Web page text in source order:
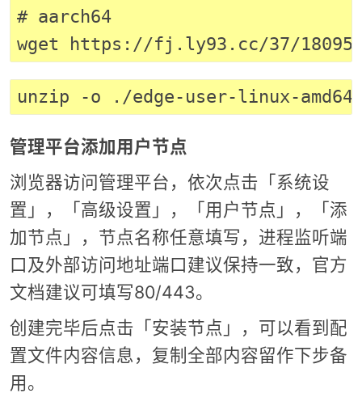
# aarch64
管理平台添加用户节点
浏览器访问管理平台，依次点击「系统设
置」，「高级设置」，「用户节点」，「添
加节点」，节点名称任意填写，进程监听端
口及外部访问地址端口建议保持一致，官方
文档建议可填写80/443。
创建完毕后点击「安装节点」，可以看到配
置文件内容信息，复制全部内容留作下步备
用。